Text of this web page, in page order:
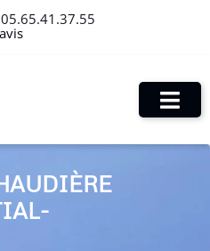
05.65.41.37.55